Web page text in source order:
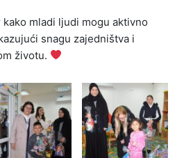
mladi ljudi mogu aktivno
snagu zajedništva i
životu.